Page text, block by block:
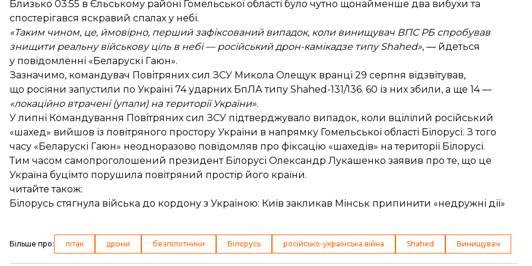
Близько 03:55 в Єльському районі Гомельської області було чутно щонайменше два вибухи та
спостерігався яскравий спалах у небі.
«Таким чином, це, ймовірно, перший зафіксований випадок, коли винищувач ВПС РБ спробував
знищити реальну військову ціль в небі — російський дрон-камікадзе типу Shahed», — йдеться
у повідомленні «Беларускі Гаюн».
Зазначимо, командувач Повітряних сил ЗСУ Микола Олещук вранці 29 серпня відзвітував,
що росіяни запустили по Україні 74 ударних БпЛА типу Shahed-131/136. 60 із них збили, а ще 14 —
«локаційно втрачені (упали) на території України».
У липні Командування Повітряних сил ЗСУ підтверджувало випадок, коли вцілілий російський
«шахед» вийшов із повітряного простору України в напрямку Гомельської області Білорусі. З того
часу «Беларускі Гаюн» неодноразово повідомляв про фіксацію «шахедів» на території Білорусі.
Тим часом самопроголошений президент Білорусі Олександр Лукашенко заявив про те, що це
Україна буцімто порушила повітряний простір його країни.
читайте також:
Білорусь стягнула війська до кордону з Україною: Київ закликав Мінськ припинити «недружні дії»
Більше про: літак дрони безпілотники Білорусь російсько-українська війна Shahed Винищувач